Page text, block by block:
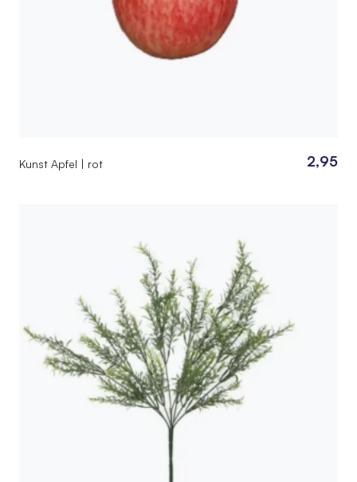
Kunst Apfel | rot 2,95